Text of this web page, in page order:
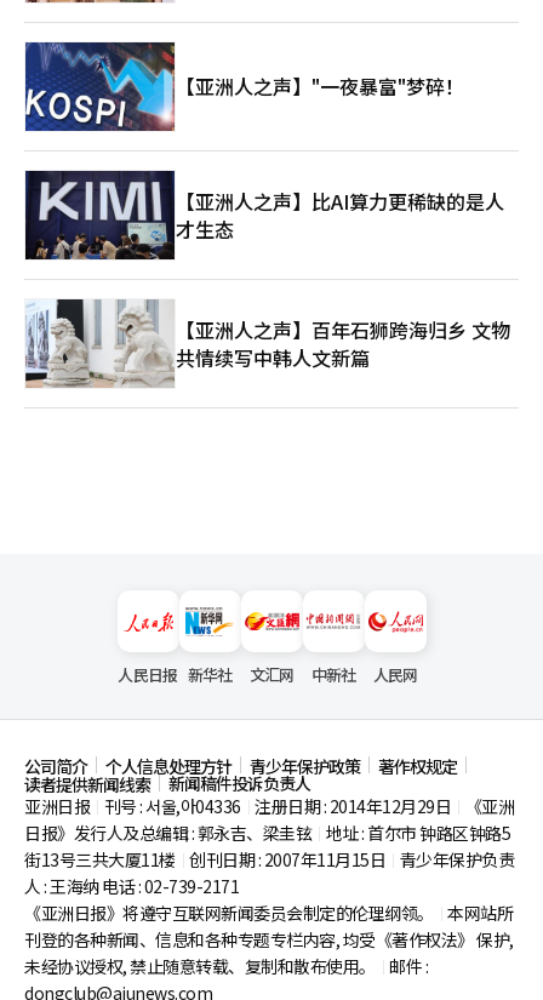
【亚洲人之声】"一夜暴富"梦碎！
【亚洲人之声】比AI算力更稀缺的是人
才生态
【亚洲人之声】百年石狮跨海归乡 文物
共情续写中韩人文新篇
人民日报 新华社 文汇网 中新社 人民网
公司简介 个人信息处理方针 青少年保护政策 著作权规定
读者提供新闻线索
新闻稿件投诉负责人
亚洲日报
刊号 : 서울,아04336 注册日期 : 2014年12月29日
《亚洲
日报》发行人及总编辑 : 郭永吉、梁圭铉 地址 : 首尔市钟路区钟路5
街13号三共大厦11楼 创刊日期 : 2007年11月15日
青少年保护负责
人 : 王海纳 电话 : 02-739-2171
《亚洲日报》将遵守互联网新闻委员会制定的伦理纲领。
本网站所
刊登的各种新闻、信息和各种专题专栏内容, 均受《著作权法》 保护,
未经协议授权, 禁止随意转载、复制和散布使用。
邮件 :
dongclub@ajunews.com